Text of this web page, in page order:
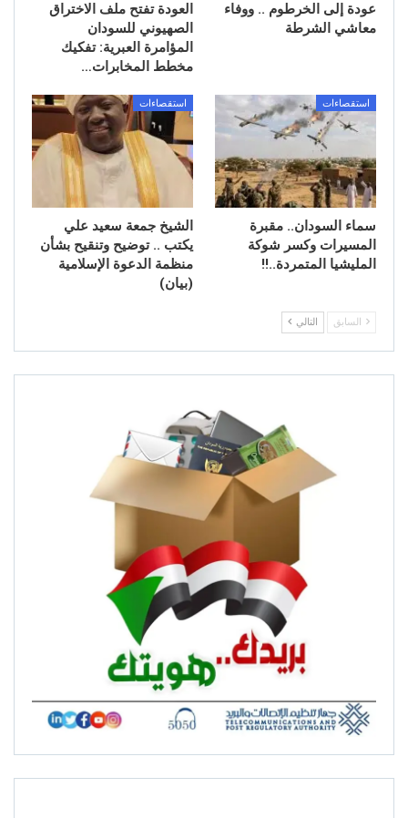
عودة إلى الخرطوم .. ووفاء
معاشي الشرطة
العودة تفتح ملف الاختراق
الصهيوني للسودان
المؤامرة العبرية: تفكيك
مخطط المخابرات…
استقصاءات
سماء السودان.. مقبرة
المسيرات وكسر شوكة
المليشيا المتمردة..!!
استقصاءات
الشيخ جمعة سعيد علي
يكتب .. توضيح وتنقيح بشأن
منظمة الدعوة الإسلامية
(بيان)
السابق التالي